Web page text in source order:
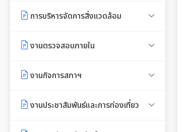
รายงานผลการดำเนินการตาม
มาตรการตรวจสอบการใช้ดุลยพินิจ
เจตจำนงสุจริตของผู้บริหาร
เจตจำนงทางการเมืองการต่อต้าน
มาตรการเผยแพร่ข้อมูลสาธารณะ
การประชุมพิจารณาการทบทวน
เทศบัญญัติเทศบาล
งานที่ 1 งานปกปักทรัพยากรท้อง
งานที่ 2 การสำรวจเก็บข้อมูล
ท้องถิ่น
การบริหารจัดการสิ่งแวดล้อม
Green Office
งานตรวจสอบภายใน
การตรวจสอบภายใน
งานกิจการสภาฯ
รายงานการประชุมสภาเทศบาล
งานประชาสัมพันธ์และการท่องเที่ยว